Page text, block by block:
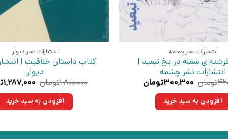
انتشارات نشر چشمه
ی شعله در یخ تبعید |
انتشارات نشر چشمه
تومان قیمت
۴۲۰,۰۰۰تومان
بود.
۳۰۰,۳۰۰تومان
افزودن به سبد خرید
انتشارات نشر دیوار
کتاب داستان خلاقیت |
دیوار
۱,۸۰۰,۰۰۰تومان قیمت
بود.
۱,۲۸۷,۰۰۰
افزودن به سبد خرید